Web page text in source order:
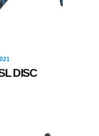
DISC